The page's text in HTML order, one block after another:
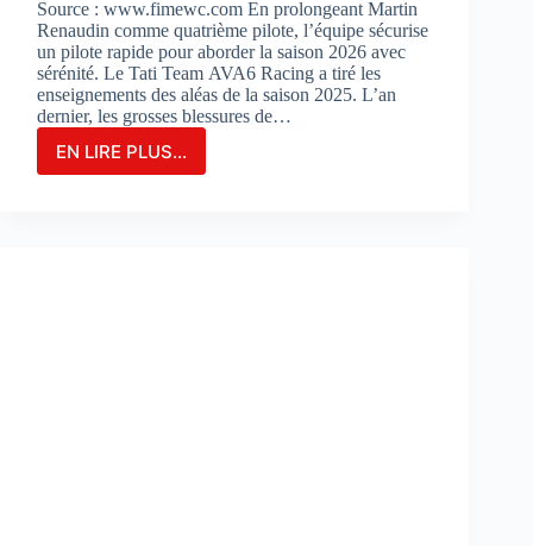
Source : www.fimewc.com En prolongeant Martin
Renaudin comme quatrième pilote, l’équipe sécurise
un pilote rapide pour aborder la saison 2026 avec
sérénité. Le Tati Team AVA6 Racing a tiré les
enseignements des aléas de la saison 2025. L’an
dernier, les grosses blessures de…
EN LIRE PLUS...
Le